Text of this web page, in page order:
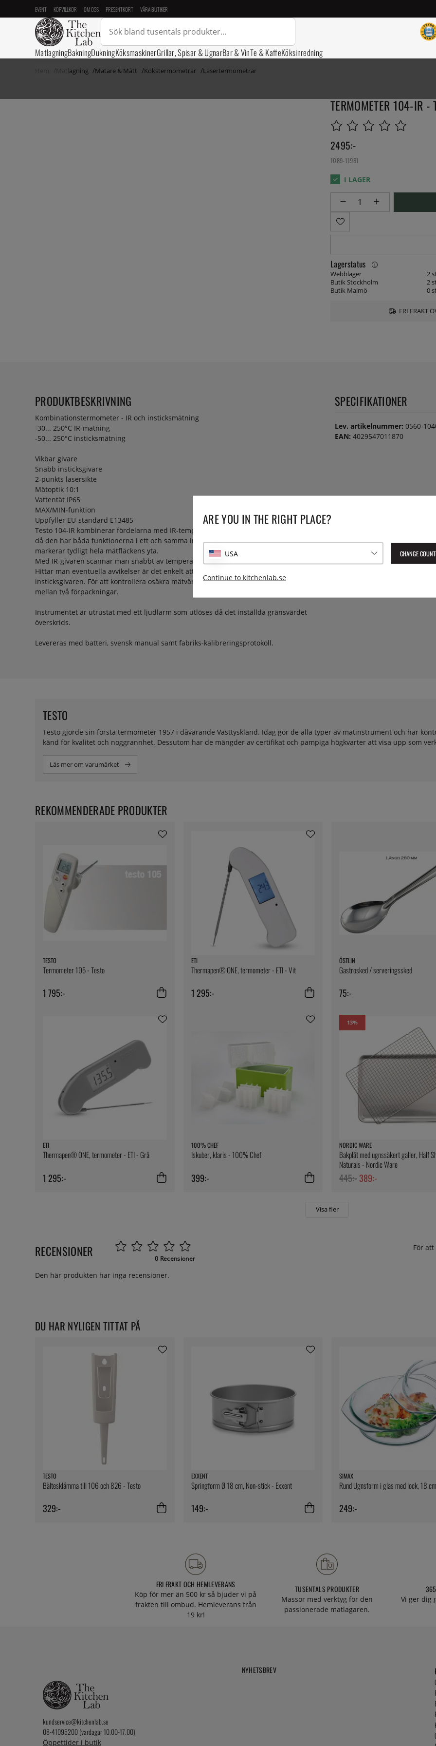
EVENT KÖPVILLKOR OM OSS PRESENTKORT VÅRA BUTIKER
MatlagningBakningDukningKöksmaskinerGrillar, Spisar & UgnarBar & VinTe & KaffeKöksinredning
Matlagning Mätare & Mått Kökstermometrar Lasertermometrar
TERMOMETER 104-IR -
2495:-
1089-11961
Lagerstatus
Webblager
2
Butik Stockholm
2
Butik Malmö
0
FRI FRAKT
PRODUKTBESKRIVNING
Kombinationstermometer - IR och insticksmätning
-30... 250°C IR-mätning
-50... 250°C insticksmätning
Vikbar givare
Snabb insticksgivare
2-punkts lasersikte
Mätoptik 10:1
Vattentät IP65
MAX/MIN-funktion
Uppfyller EU-standard E13485
Testo 104-IR kombinerar fördelarna med IR-temperaturmätning och insticksmätning,
då den har båda funktionerna i ett och samma instrument. 2-punkts lasersikte
markerar tydligt hela mätfläckens yta.
Med IR-givaren scannar man snabbt av temperaturfördelningen i ett större område.
Hittar man eventuella avvikelser är det enkelt att göra en noggrann kontroll med
insticksgivaren. För att kontrollera osäkra mätvärden kan man t.ex sticka in givaren
mellan två förpackningar.
Instrumentet är utrustat med ett ljudlarm som utlöses då det inställda gränsvärdet
överskrids.
Levereras med batteri, svensk manual samt fabriks-kalibreringsprotokoll.
SPECIFIKATIONER
Lev. artikelnummer: 0560-
EAN: 4029547011870
Testo gjorde sin första termometer 1957 i dåvarande Västtyskland. Idag gör de alla typer av mätinstrument och har
känd för kvalitet och noggrannhet. Dessutom har de mängder av certifikat och pampiga högkvarter att visa upp som
TESTO
Läs mer om varumärket
TESTO
Termometer 105 - Testo
1 795:-
ETI
Thermapen® ONE, termometer - ETI - Vit
1 295:-
ÖSTLIN
Gastrosked / serveringssked
75:-
ETI
Thermapen® ONE, termometer - ETI - Grå
1 295:-
100% CHEF
Iskuber, klaris - 100% Chef
399:-
13%
NORDIC WARE
Bakplåt med ugnssäkert galler, Half
Naturals - Nordic Ware
445:-389:-
Visa fler
REKOMMENDERADE PRODUKTER
RECENSIONER 0 Recensioner
För
Den här produkten har inga recensioner.
DU HAR NYLIGEN TITTAT PÅ
TESTO
Bältesklämma till 106 och 826 - Testo
329:-
EXXENT
Springform Ø 18 cm, Non-stick - Exxent
149:-
SIMAX
Rund Ugnsform i glas med lock, 18
249:-
FRI FRAKT OCH HEMLEVERANS
Köp för mer än 500 kr så bjuder vi på
frakten till ombud. Hemleverans från
19 kr!
TUSENTALS PRODUKTER
Massor med verktyg för den
passionerade matlagaren.
Vi ger dig
kundservice@kitchenlab.se
08-41095200 (vardagar 10.00-17.00)
Öppettider i butik
NYHETSBREV
ARE YOU IN THE RIGHT PLACE?
USA CHANGE
Continue to kitchenlab.se